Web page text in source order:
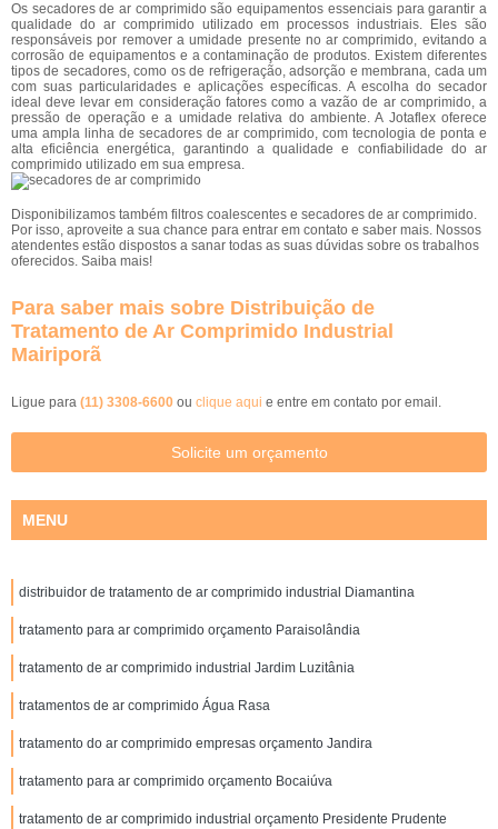
Os secadores de ar comprimido são equipamentos essenciais para garantir a
qualidade do ar comprimido utilizado em processos industriais. Eles são
responsáveis por remover a umidade presente no ar comprimido, evitando a
corrosão de equipamentos e a contaminação de produtos. Existem diferentes
tipos de secadores, como os de refrigeração, adsorção e membrana, cada um
com suas particularidades e aplicações específicas. A escolha do secador
ideal deve levar em consideração fatores como a vazão de ar comprimido, a
pressão de operação e a umidade relativa do ambiente. A Jotaflex oferece
uma ampla linha de secadores de ar comprimido, com tecnologia de ponta e
alta eficiência energética, garantindo a qualidade e confiabilidade do ar
comprimido utilizado em sua empresa.
Disponibilizamos também filtros coalescentes e secadores de ar comprimido.
Por isso, aproveite a sua chance para entrar em contato e saber mais. Nossos
atendentes estão dispostos a sanar todas as suas dúvidas sobre os trabalhos
oferecidos. Saiba mais!
Para saber mais sobre Distribuição de
Tratamento de Ar Comprimido Industrial
Mairiporã
Ligue para (11) 3308-6600 ou clique aqui e entre em contato por email.
Solicite um orçamento
MENU
distribuidor de tratamento de ar comprimido industrial Diamantina
tratamento para ar comprimido orçamento Paraisolândia
tratamento de ar comprimido industrial Jardim Luzitânia
tratamentos de ar comprimido Água Rasa
tratamento do ar comprimido empresas orçamento Jandira
tratamento para ar comprimido orçamento Bocaiúva
tratamento de ar comprimido industrial orçamento Presidente Prudente